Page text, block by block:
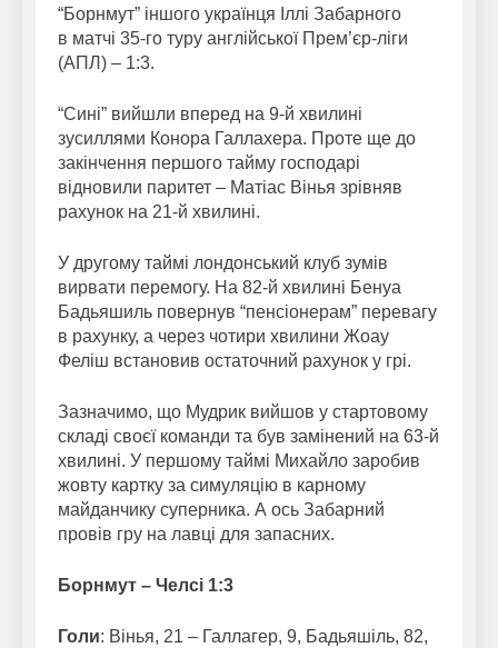
“Борнмут” іншого українця Іллі Забарного
в матчі 35-го туру англійської Прем’єр-ліги
(АПЛ) – 1:3.
“Сині” вийшли вперед на 9-й хвилині
зусиллями Конора Галлахера. Проте ще до
закінчення першого тайму господарі
відновили паритет – Матіас Вінья зрівняв
рахунок на 21-й хвилині.
У другому таймі лондонський клуб зумів
вирвати перемогу. На 82-й хвилині Бенуа
Бадьяшиль повернув “пенсіонерам” перевагу
в рахунку, а через чотири хвилини Жоау
Феліш встановив остаточний рахунок у грі.
Зазначимо, що Мудрик вийшов у стартовому
складі своєї команди та був замінений на 63-й
хвилині. У першому таймі Михайло заробив
жовту картку за симуляцію в карному
майданчику суперника. А ось Забарний
провів гру на лавці для запасних.
Борнмут – Челсі 1:3
Голи: Вінья, 21 – Галлагер, 9, Бадьяшіль, 82,